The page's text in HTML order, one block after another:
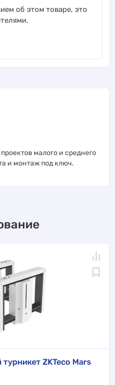
об этом товаре, это
малого и среднего
и монтаж под ключ.
ZKTeco Mars